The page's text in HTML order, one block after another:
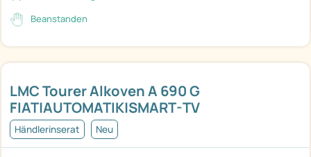
LMC Tourer Alkoven A 690 G
FIAT|AUTOMATIK|SMART-TV
Händlerinserat Neu
Beanstanden